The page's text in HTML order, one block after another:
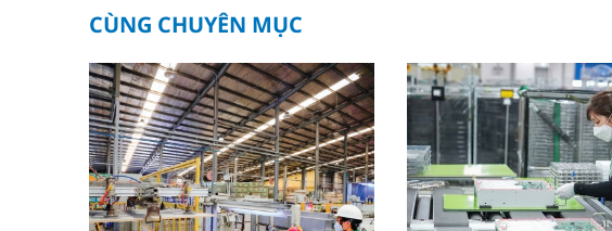
CÙNG CHUYÊN MỤC